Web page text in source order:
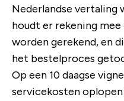
Nederlandse vertaling
houdt er rekening
worden gerekend, en
het bestelproces
Op een 10 daagse
servicekosten